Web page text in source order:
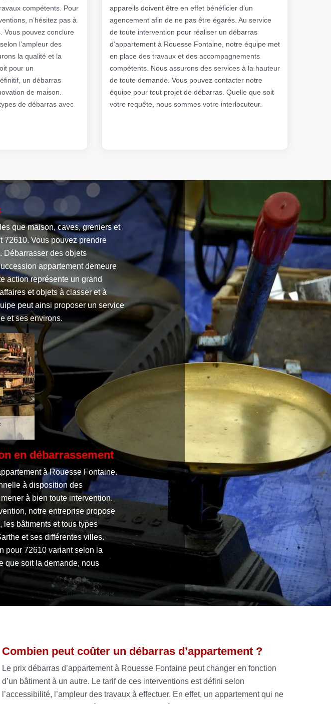
compétents. Pour
n’hésitez pas à
Vous pouvez conclure
l’ampleur des
la qualité et la
pour un
un débarras
de maison.
de débarras avec
appareils doivent être en effet bénéficier d’un
agencement afin de ne pas être égarés. Au service
de toute intervention pour réaliser un débarras
d’appartement à Rouesse Fontaine, notre équipe met
en place des travaux et des accompagnements
compétents. Nous assurons des services à la hauteur
de toute demande. Vous pouvez contacter notre
équipe pour tout projet de débarras. Quelle que soit
votre requête, nous sommes votre interlocuteur.
que maison, caves, greniers et
72610. Vous pouvez prendre
Débarrasser des objets
appartement demeure
action représente un grand
et objets à classer et à
peut ainsi proposer un service
et ses environs.
en débarrassement
à Rouesse Fontaine.
à disposition des
à bien toute intervention.
notre entreprise propose
les bâtiments et tous types
et ses différentes villes.
pour 72610 variant selon la
que soit la demande, nous
Combien peut coûter un débarras d’appartement ?
Le prix débarras d’appartement à Rouesse Fontaine peut changer en fonction
d’un bâtiment à un autre. Le tarif de ces interventions est défini selon
l’accessibilité, l’ampleur des travaux à effectuer. En effet, un appartement qui ne